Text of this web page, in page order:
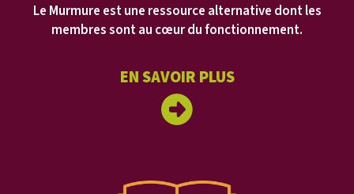
Le Murmure est une ressource alternative dont les
membres sont au cœur du fonctionnement.
EN SAVOIR PLUS